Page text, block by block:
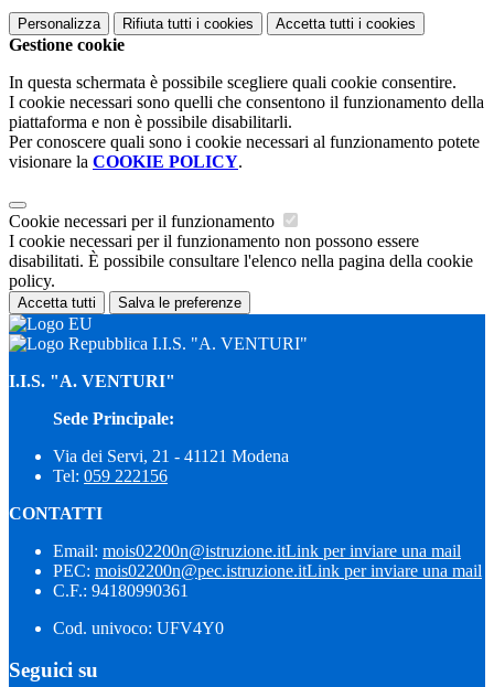
Personalizza Rifiuta tutti i cookies Accetta tutti i cookies
Gestione cookie
In questa schermata è possibile scegliere quali cookie consentire.
I cookie necessari sono quelli che consentono il funzionamento della
piattaforma e non è possibile disabilitarli.
Per conoscere quali sono i cookie necessari al funzionamento potete
visionare la COOKIE POLICY.
Cookie necessari per il funzionamento
I cookie necessari per il funzionamento non possono essere
disabilitati. È possibile consultare l'elenco nella pagina della cookie
policy.
Accetta tutti Salva le preferenze
I.I.S. "A. VENTURI"
I.I.S. "A. VENTURI"
Sede Principale:
Via dei Servi, 21 - 41121 Modena
Tel: 059 222156
CONTATTI
Email: mois02200n@istruzione.itLink per inviare una mail
PEC: mois02200n@pec.istruzione.itLink per inviare una mail
C.F.: 94180990361
Cod. univoco: UFV4Y0
Seguici su